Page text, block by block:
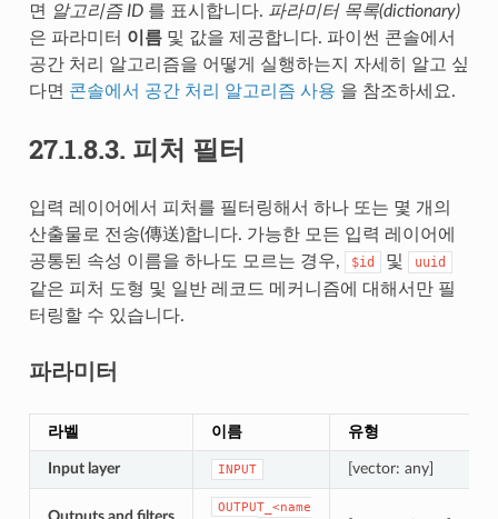
면
알고리즘 ID를 표시합니다. 파라미터 목록(dictionary)
은 파라미터 이름및 값을 제공합니다. 파이썬 콘솔에서
공간 처리 알고리즘을 어떻게 실행하는지 자세히 알고 싶
다면 콘솔에서 공간 처리 알고리즘 사용 을 참조하세요.
27.1.8.3. 피처 필터
입력 레이어에서 피처를 필터링해서 하나 또는 몇 개의
산출물로 전송(傳送)합니다. 가능한 모든 입력 레이어에
공통된 속성 이름을 하나도 모르는 경우,
$id 및 uuid
같은 피처 도형 및 일반 레코드 메커니즘에 대해서만 필
터링할 수 있습니다.
파라미터
라벨 이름 유형
Input layer INPUT [vector: any]
OUTPUT_<name